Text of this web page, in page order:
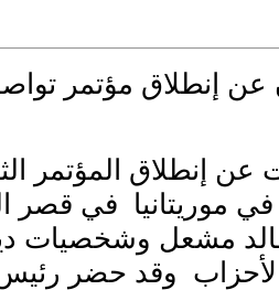
عن إنطلاق مؤتمر
عن إنطلاق المؤتمر
موريتانيا في قصر
خالد مشعل وشخصيات
وقد حضر